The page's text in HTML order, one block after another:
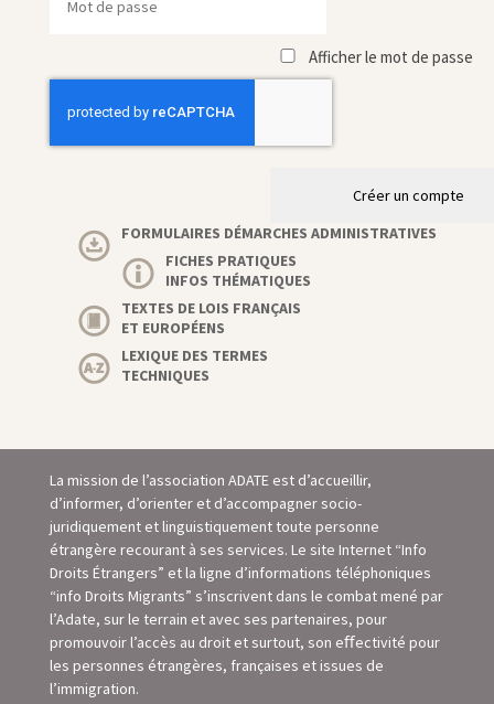
Afficher le mot de passe
Créer un compte
FORMULAIRES DÉMARCHES ADMINISTRATIVES
FICHES PRATIQUES
INFOS THÉMATIQUES
TEXTES DE LOIS FRANÇAIS
ET EUROPÉENS
LEXIQUE DES TERMES
TECHNIQUES
La mission de l’association ADATE est d’accueillir,
d’informer, d’orienter et d’accompagner socio-
juridiquement et linguistiquement toute personne
étrangère recourant à ses services. Le site Internet “Info
Droits Étrangers” et la ligne d’informations téléphoniques
“info Droits Migrants” s’inscrivent dans le combat mené par
l’Adate, sur le terrain et avec ses partenaires, pour
promouvoir l’accès au droit et surtout, son eﬀectivité pour
les personnes étrangères, françaises et issues de
l’immigration.